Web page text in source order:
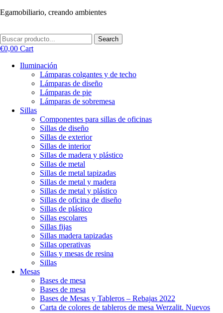
Ir
Egamobiliario, creando ambientes
Search
€0,00 Cart
Iluminación
Lámparas colgantes y de techo
Lámparas de diseño
Lámparas de pie
Lámparas de sobremesa
Sillas
Componentes para sillas de oficinas
Sillas de diseño
Sillas de exterior
Sillas de interior
Sillas de madera y plástico
Sillas de metal
Sillas de metal tapizadas
Sillas de metal y madera
Sillas de metal y plástico
Sillas de oficina de diseño
Sillas de plástico
Sillas escolares
Sillas fijas
Sillas madera tapizadas
Sillas operativas
Sillas y mesas de resina
Sillas
Mesas
Bases de mesa
Bases de mesa
Bases de Mesas y Tableros – Rebajas 2022
Carta de colores de tableros de mesa Werzalit. Nuevos